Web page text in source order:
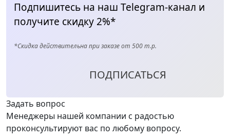
Подпишитесь на наш Telegram-канал и
получите скидку 2%*
*Скидка действительна при заказе от 500 т.р.
ПОДПИСАТЬСЯ
Задать вопрос
Менеджеры нашей компании с радостью
проконсультируют вас по любому вопросу.